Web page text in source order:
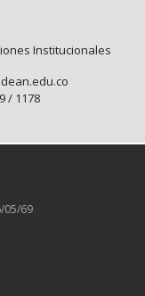
Institucionales
/ 1178
05/69